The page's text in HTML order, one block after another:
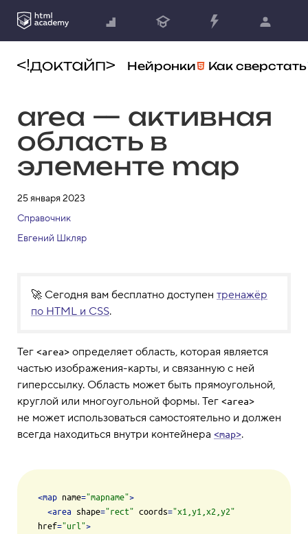
Нейронки Как сверстать
area — активная
область в
элементе map
25 января 2023
Справочник
Евгений Шкляр
🚀 Сегодня вам бесплатно доступен тренажёр
по HTML и CSS.
Тег <area> определяет область, которая является
частью изображения-карты, и связанную с ней
гиперссылку. Область может быть прямоугольной,
круглой или многоугольной формы. Тег <area>
не может использоваться самостоятельно и должен
всегда находиться внутри контейнера <map>.
<map name="mapname">
<area shape="rect" coords="x1,y1,x2,y2"
href="url">